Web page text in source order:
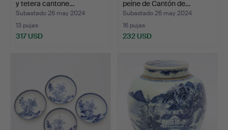
y tetera cantone…
Subastado 26 may 2024
13 pujas
317 USD
peine de Cantón de…
Subastado 26 may 2024
16 pujas
232 USD